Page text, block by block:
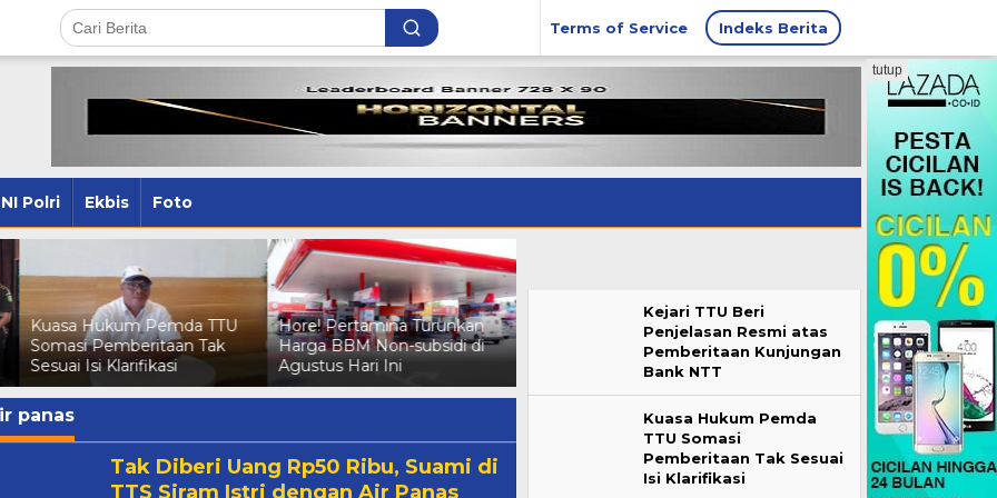
Terms of Service Indeks Berita
Polri Ekbis Foto
tutup
Kuasa Hukum Pemda TTU
Somasi Pemberitaan Tak
Sesuai Isi Klarifikasi
Hore! Pertamina Turunkan
Harga BBM Non-subsidi di
Agustus Hari Ini
OPINI: Mengurai Penalaran
Hukum dalam Putusan
Badan Kehormatan DPRD
Melalui Tim Kuasa Hukum,
Falent Kebo Luruskan
Informasi Tudingan Sepihak
Padanya dan Keluarga
panas
Tak Diberi Uang Rp50 Ribu, Suami di
TTS Siram Istri dengan Air Panas
Kejari TTU Beri
Penjelasan Resmi atas
Pemberitaan Kunjungan
Bank NTT
Kuasa Hukum Pemda
TTU Somasi
Pemberitaan Tak Sesuai
Isi Klarifikasi